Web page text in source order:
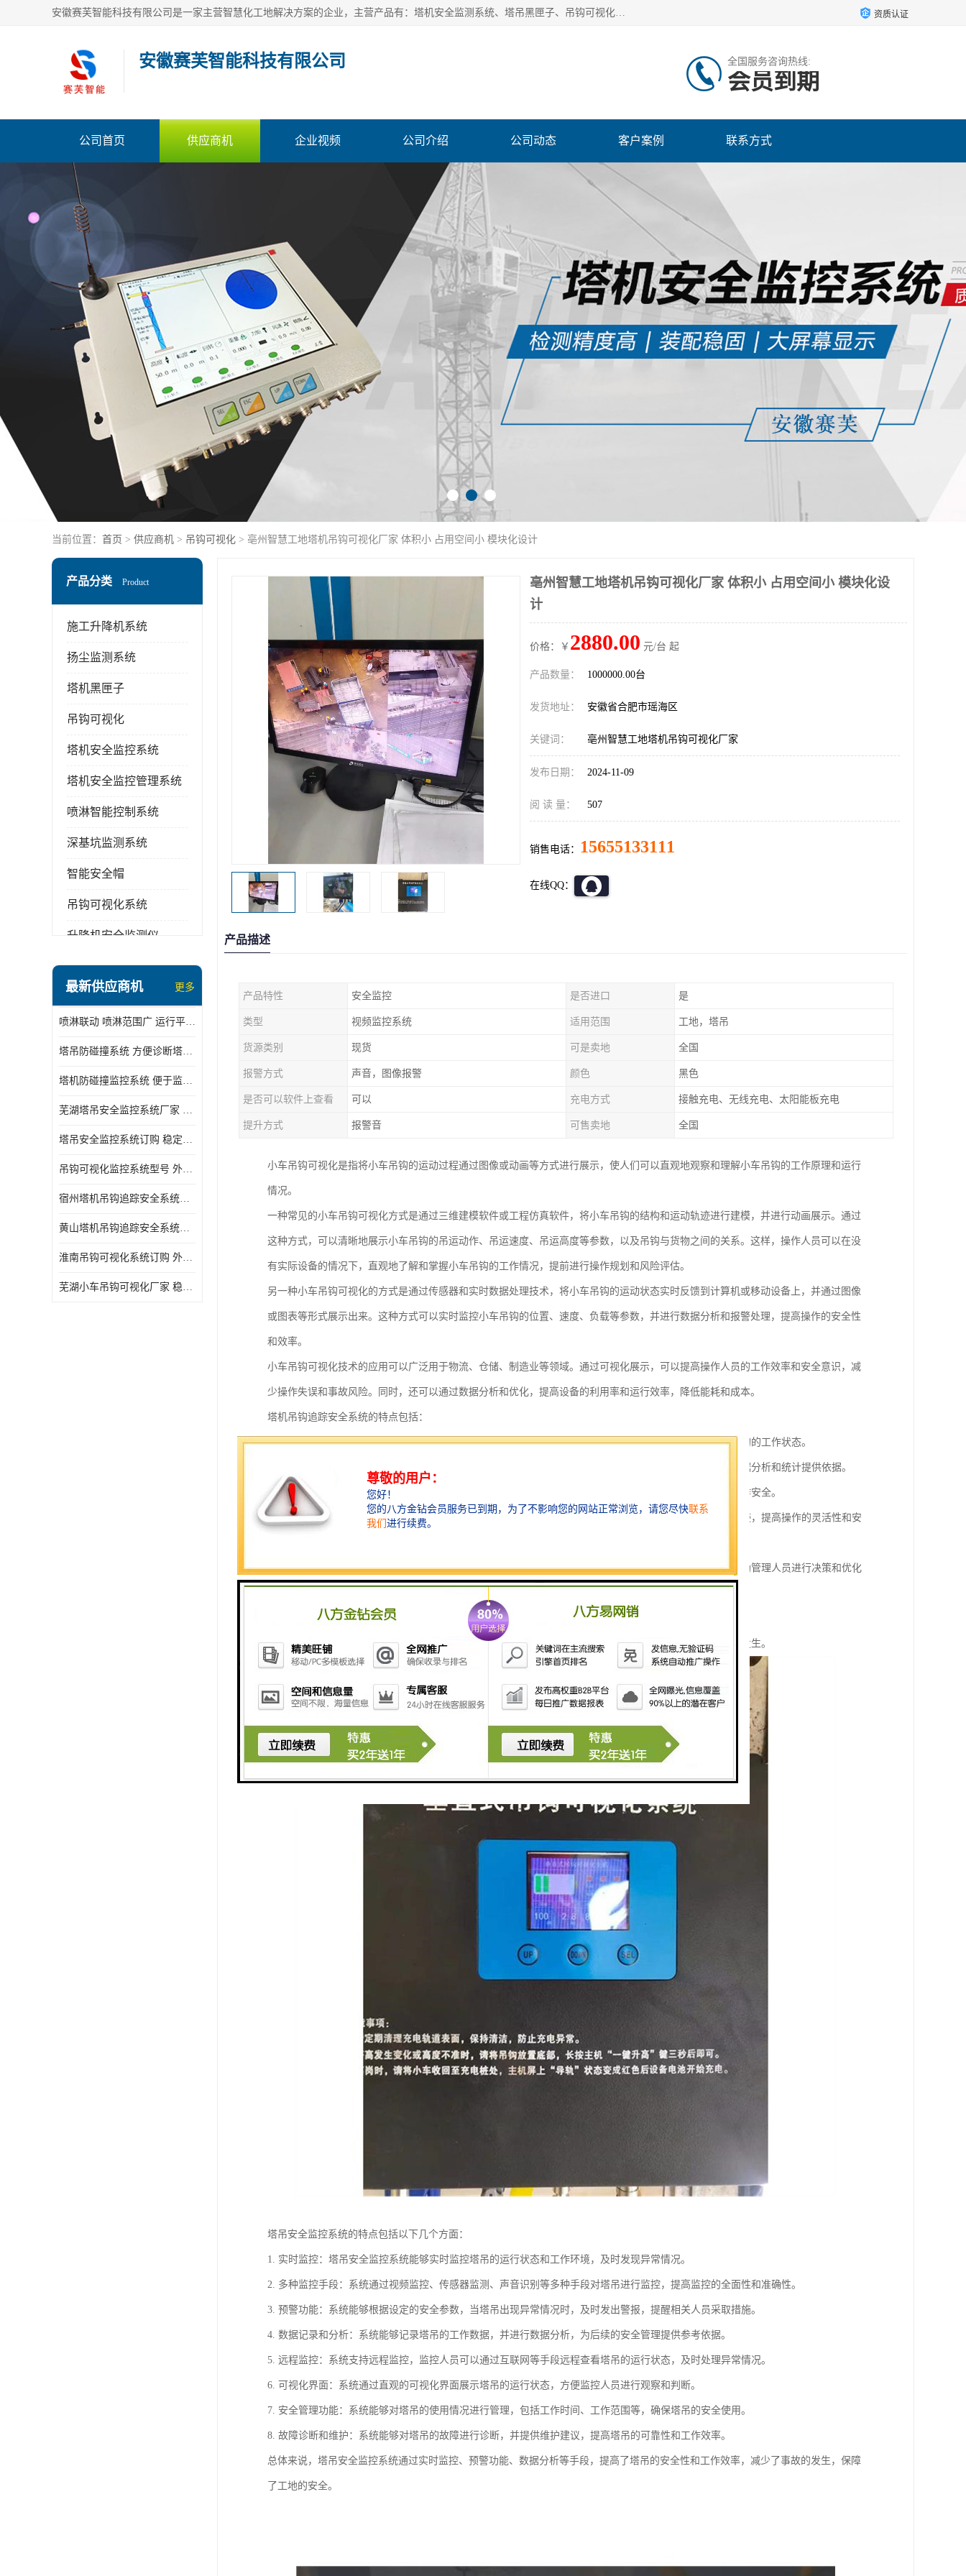
安徽赛芙智能科技有限公司是一家主营智慧化工地解决方案的企业，主营产品有：塔机安全监测系统、塔吊黑匣子、吊钩可视化、吊钩可视化系统、塔机安全监控系统、塔机黑匣子等。创建至今始终关注用户需求，为用户提供有的产品和服务。 资质认证
安徽赛芙智能科技有限公司 全国服务咨询热线:
会员到期
公司首页 供应商机 企业视频 公司介绍 公司动态 客户案例 联系方式
当前位置： 首页 > 供应商机 > 吊钩可视化 > 亳州智慧工地塔机吊钩可视化厂家 体积小 占用空间小 模块化设计
产品分类 Product
施工升降机系统
扬尘监测系统
塔机黑匣子
吊钩可视化
塔机安全监控系统
塔机安全监控管理系统
喷淋智能控制系统
深基坑监测系统
智能安全帽
吊钩可视化系统
升降机安全监测仪
最新供应商机 更多
喷淋联动 喷淋范围广 运行平稳 噪音小
塔吊防碰撞系统 方便诊断塔机状态 自动变焦智能化跟踪
塔机防碰撞监控系统 便于监督和管理 主要应用于塔机的实时监控
芜湖塔吊安全监控系统厂家 外观简洁大方 减少盲吊引发的事故
塔吊安全监控系统订购 稳定性高 结构清晰稳定
吊钩可视化监控系统型号 外观简洁大方 信号稳定 抗干扰性强
宿州塔机吊钩追踪安全系统厂家 提高工作效率 结构清晰稳定
黄山塔机吊钩追踪安全系统价格 可远程查看 减少盲吊引发的事故
淮南吊钩可视化系统订购 外观简洁大方 体积小 占用空间小
芜湖小车吊钩可视化厂家 稳定性高 可视吊装 降低盲吊风险
亳州智慧工地塔机吊钩可视化厂家 体积小 占用空间小 模块化设
计
价格：￥ 2880.00 元/台 起
产品数量： 1000000.00台
发货地址： 安徽省合肥市瑶海区
关键词： 亳州智慧工地塔机吊钩可视化厂家
发布日期： 2024-11-09
阅 读 量： 507
销售电话： 15655133111
在线QQ：
产品描述
产品特性 安全监控 是否进口 是
类型 视频监控系统 适用范围 工地，塔吊
货源类别 现货 可是卖地 全国
报警方式 声音，图像报警 颜色 黑色
是否可以软件上查看 可以 充电方式 接触充电、无线充电、太阳能板充电
提升方式 报警音 可售卖地 全国
小车吊钩可视化是指将小车吊钩的运动过程通过图像或动画等方式进行展示，使人们可以直观地观察和理解小车吊钩的工作原理和运行
情况。
一种常见的小车吊钩可视化方式是通过三维建模软件或工程仿真软件，将小车吊钩的结构和运动轨迹进行建模，并进行动画展示。通过
这种方式，可以清晰地展示小车吊钩的吊运动作、吊运速度、吊运高度等参数，以及吊钩与货物之间的关系。这样，操作人员可以在没
有实际设备的情况下，直观地了解和掌握小车吊钩的工作情况，提前进行操作规划和风险评估。
另一种小车吊钩可视化的方式是通过传感器和实时数据处理技术，将小车吊钩的运动状态实时反馈到计算机或移动设备上，并通过图像
或图表等形式展示出来。这种方式可以实时监控小车吊钩的位置、速度、负载等参数，并进行数据分析和报警处理，提高操作的安全性
和效率。
小车吊钩可视化技术的应用可以广泛用于物流、仓储、制造业等领域。通过可视化展示，可以提高操作人员的工作效率和安全意识，减
少操作失误和事故风险。同时，还可以通过数据分析和优化，提高设备的利用率和运行效率，降低能耗和成本。
塔机吊钩追踪安全系统的特点包括：
1. 实时监控：塔机吊钩追踪安全系统能够实时监控塔机吊钩的位置、运动状态和负载情况，可以随时了解吊钩的工作状态。
2. 数据记录：系统可以记录塔机吊钩的工作数据，包括起重高度、起重重量、起重时间等信息，为后续的数据分析和统计提供依据。
3. 报警功能：当塔机吊钩出现异常情况时，系统能够及时发出警报，提醒操作人员采取相应的措施，保证工作安全。
4. 远程控制：系统可以远程控制塔机吊钩的运动，操作人员可以通过远程控制设备调整吊钩的位置和运动轨迹，提高操作的灵活性和安
5. 数据分析：系统可以对塔机吊钩的工作数据进行分析和统计，提供工作效率、负载情况等方面的数据，帮助管理人员进行决策和优化
6. 可视化界面：系统通常具有直观的可视化界面，操作简单易懂，方便操作人员进行监控和控制。
7. 安全性能：塔机吊钩追踪安全系统通常具有高度的安全性能，能够确保吊钩的稳定运行，防止意外事故的发生。
塔吊安全监控系统的特点包括以下几个方面：
1. 实时监控：塔吊安全监控系统能够实时监控塔吊的运行状态和工作环境，及时发现异常情况。
2. 多种监控手段：系统通过视频监控、传感器监测、声音识别等多种手段对塔吊进行监控，提高监控的全面性和准确性。
3. 预警功能：系统能够根据设定的安全参数，当塔吊出现异常情况时，及时发出警报，提醒相关人员采取措施。
4. 数据记录和分析：系统能够记录塔吊的工作数据，并进行数据分析，为后续的安全管理提供参考依据。
5. 远程监控：系统支持远程监控，监控人员可以通过互联网等手段远程查看塔吊的运行状态，及时处理异常情况。
6. 可视化界面：系统通过直观的可视化界面展示塔吊的运行状态，方便监控人员进行观察和判断。
7. 安全管理功能：系统能够对塔吊的使用情况进行管理，包括工作时间、工作范围等，确保塔吊的安全使用。
8. 故障诊断和维护：系统能够对塔吊的故障进行诊断，并提供维护建议，提高塔吊的可靠性和工作效率。
总体来说，塔吊安全监控系统通过实时监控、预警功能、数据分析等手段，提高了塔吊的安全性和工作效率，减少了事故的发生，保障
了工地的安全。